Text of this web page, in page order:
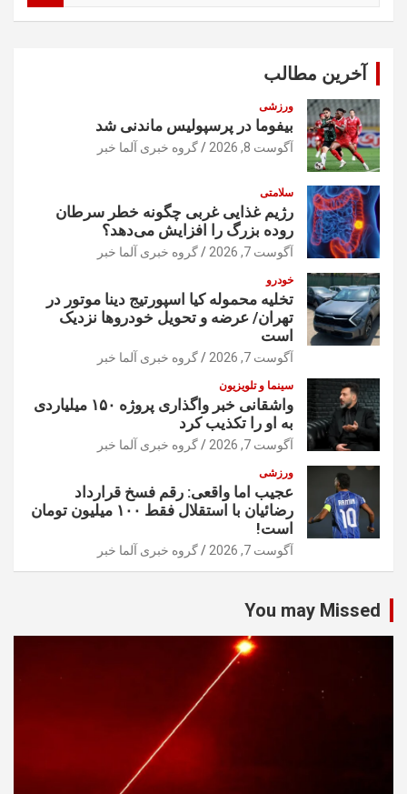
آخرین مطالب
ورزشی
بیفوما در پرسپولیس ماندنی شد
آگوست 8, 2026 گروه خبری آلما خبر
سلامتی
رژیم غذایی غربی چگونه خطر سرطان
روده بزرگ را افزایش می‌دهد؟
آگوست 7, 2026 گروه خبری آلما خبر
خودرو
تخلیه محموله کیا اسپورتیج دینا موتور در
تهران/ عرضه و تحویل خودروها نزدیک
است
آگوست 7, 2026 گروه خبری آلما خبر
سینما و تلویزیون
واشقانی خبر واگذاری پروژه ۱۵۰ میلیاردی
به او را تکذیب کرد
آگوست 7, 2026 گروه خبری آلما خبر
ورزشی
عجیب اما واقعی: رقم فسخ قرارداد
رضائیان با استقلال فقط ۱۰۰ میلیون تومان
است!
آگوست 7, 2026 گروه خبری آلما خبر
You may Missed